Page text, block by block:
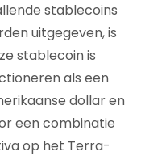
stablecoins
uitgegeven, is
stablecoin is
als een
dollar en
een combinatie
op het Terra-